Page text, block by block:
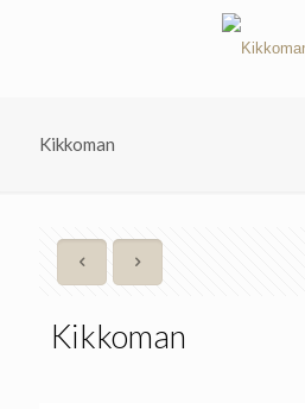
Kikkoman
Kikkoman